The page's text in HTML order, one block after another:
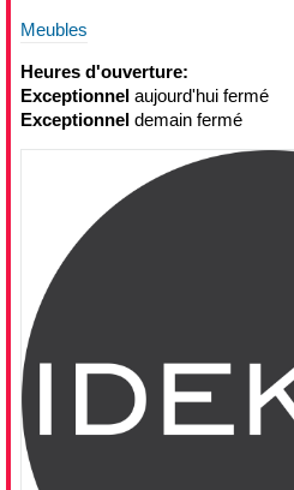
Meubles
Heures d'ouverture:
Exceptionnel aujourd'hui fermé
Exceptionnel demain fermé